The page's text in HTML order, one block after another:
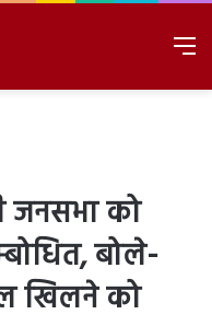
जनसभा को
बोले-
खिलने को